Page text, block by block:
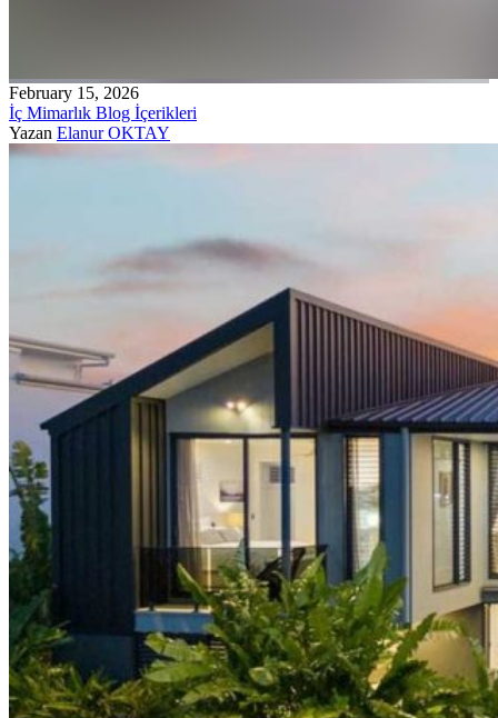
February 15, 2026
İç Mimarlık Blog İçerikleri
Yazan Elanur OKTAY